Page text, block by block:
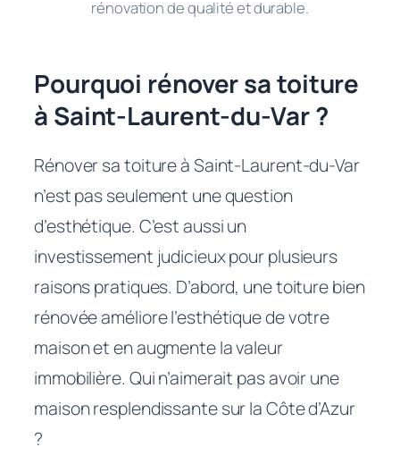
rénovation de qualité et durable.
Pourquoi rénover sa toiture
à Saint-Laurent-du-Var ?
Rénover sa toiture à Saint-Laurent-du-Var
n’est pas seulement une question
d’esthétique. C’est aussi un
investissement judicieux pour plusieurs
raisons pratiques. D’abord, une toiture bien
rénovée améliore l’esthétique de votre
maison et en augmente la valeur
immobilière. Qui n’aimerait pas avoir une
maison resplendissante sur la Côte d’Azur
?